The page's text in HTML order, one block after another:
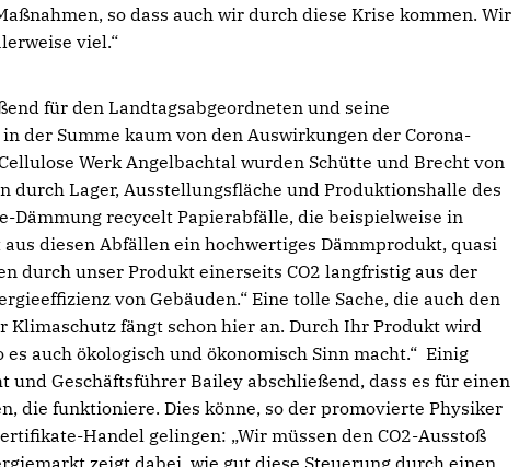
so dass auch wir durch diese Krise kommen. Wir
viel.“
für den Landtagsabgeordneten und seine
der Summe kaum von den Auswirkungen der Corona-
Werk Angelbachtal wurden Schütte und Brecht von
durch Lager, Ausstellungsfläche und Produktionshalle des
Dämmung recycelt Papierabfälle, die beispielweise in
diesen Abfällen ein hochwertiges Dämmprodukt, quasi
durch unser Produkt einerseits CO2 langfristig aus der
von Gebäuden.“ Eine tolle Sache, die auch den
Klimaschutz fängt schon hier an. Durch Ihr Produkt wird
auch ökologisch und ökonomisch Sinn macht.“ Einig
Geschäftsführer Bailey abschließend, dass es für einen
die funktioniere. Dies könne, so der promovierte Physiker
Handel gelingen: „Wir müssen den CO2-Ausstoß
zeigt dabei, wie gut diese Steuerung durch einen